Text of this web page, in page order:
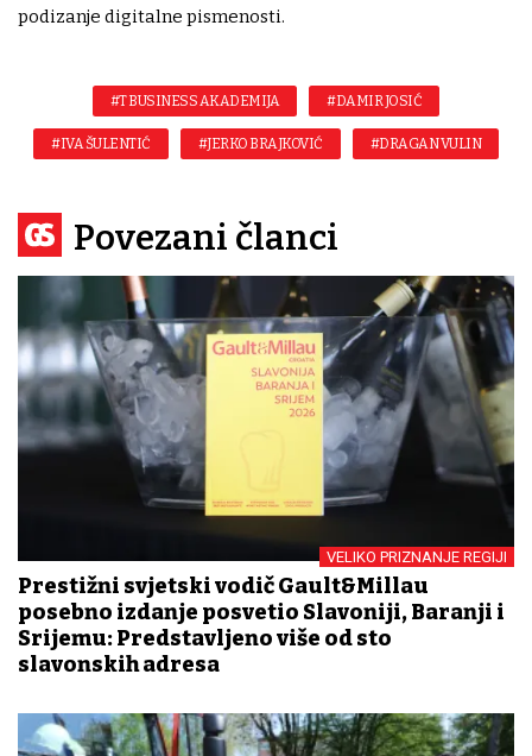
podizanje digitalne pismenosti.
#T BUSINESS AKADEMIJA #DAMIR JOSIĆ
#IVA ŠULENTIĆ #JERKO BRAJKOVIĆ #DRAGAN VULIN
Povezani članci
VELIKO PRIZNANJE REGIJI
Prestižni svjetski vodič Gault&Millau
posebno izdanje posvetio Slavoniji, Baranji i
Srijemu: Predstavljeno više od sto
slavonskih adresa